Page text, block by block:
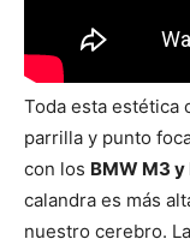
Toda esta estética
parrilla y punto
con los BMW M3
calandra es más
nuestro cerebro.